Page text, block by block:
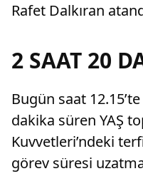
Rafet Dalkıran
2 SAAT 20
Bugün saat
dakika süren YAŞ
Kuvvetleri’ndeki
görev süresi